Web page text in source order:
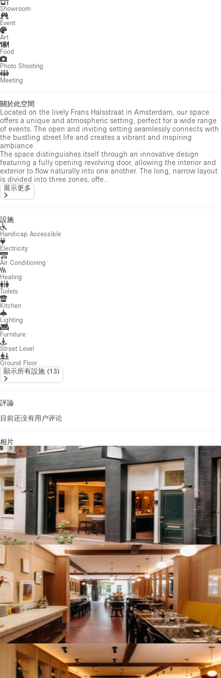
Showroom
Event
Art
Food
Photo Shooting
Meeting
關於此空間
Located on the lively Frans Halsstraat in Amsterdam, our space
offers a unique and atmospheric setting, perfect for a wide range
of events. The open and inviting setting seamlessly connects with
the bustling street life and creates a vibrant and inspiring
ambiance.
The space distinguishes itself through an innovative design
featuring a fully opening revolving door, allowing the interior and
exterior to flow naturally into one another. The long, narrow layout
is divided into three zones, offe...
展示更多
設施
Handicap Accessible
Electricity
Air Conditioning
Heating
Toilets
Kitchen
Lighting
Furniture
Street Level
Ground Floor
顯示所有設施 (13)
評論
目前还没有用户评论
相片